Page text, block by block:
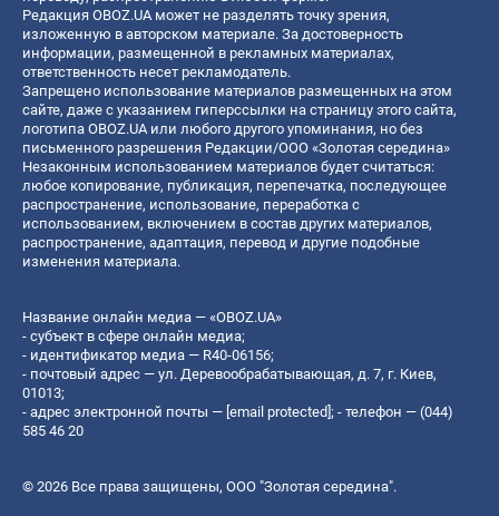
Редакция OBOZ.UA может не разделять точку зрения,
изложенную в авторском материале. За достоверность
информации, размещенной в рекламных материалах,
ответственность несет рекламодатель.
Запрещено использование материалов размещенных на этом
сайте, даже с указанием гиперссылки на страницу этого сайта,
логотипа OBOZ.UA или любого другого упоминания, но без
письменного разрешения Редакции/ООО «Золотая середина»
Незаконным использованием материалов будет считаться:
любое копирование, публикация, перепечатка, последующее
распространение, использование, переработка с
использованием, включением в состав других материалов,
распространение, адаптация, перевод и другие подобные
изменения материала.
Название онлайн медиа — «OBOZ.UA»
- субъект в сфере онлайн медиа;
- идентификатор медиа — R40-06156;
- почтовый адрес — ул. Деревообрабатывающая, д. 7, г. Киев,
01013;
- адрес электронной почты — [email protected]; - телефон — (044)
585 46 20
© 2026 Все права защищены, ООО "Золотая середина".